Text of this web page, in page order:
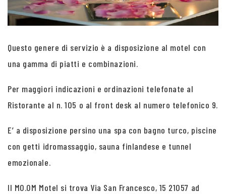
Questo genere di servizio è a disposizione al motel con
una gamma di piatti e combinazioni.
Per maggiori indicazioni e ordinazioni telefonate al
Ristorante al n. 105 o al front desk al numero telefonico 9.
E’ a disposizione persino una spa con bagno turco, piscine
con getti idromassaggio, sauna finlandese e tunnel
emozionale.
Il MO.OM Motel si trova Via San Francesco, 15 21057 ad